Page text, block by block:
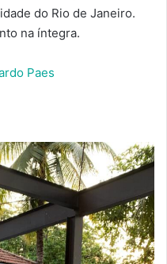
do Rio de Janeiro.
na íntegra.
Paes